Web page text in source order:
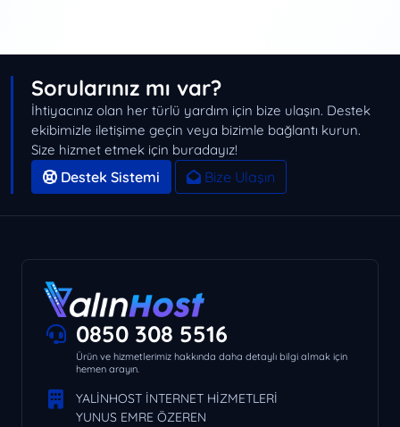
Sorularınız mı var?
İhtiyacınız olan her türlü yardım için bize ulaşın. Destek
ekibimizle iletişime geçin veya bizimle bağlantı kurun.
Size hizmet etmek için buradayız!
Destek Sistemi Bize Ulaşın
0850 308 5516
Ürün ve hizmetlerimiz hakkında daha detaylı bilgi almak için
hemen arayın.
YALİNHOST İNTERNET HİZMETLERİ
YUNUS EMRE ÖZEREN